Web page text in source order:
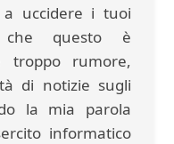
a uccidere i tuoi
che questo è
troppo rumore,
di notizie sugli
la mia parola
informatico